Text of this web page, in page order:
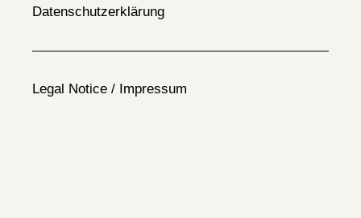
Datenschutzerklärung
Legal Notice / Impressum